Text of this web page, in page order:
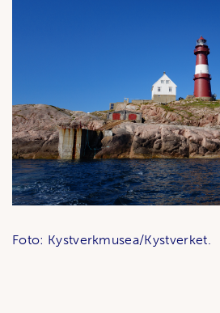
Foto: Kystverkmusea/Kystverket.